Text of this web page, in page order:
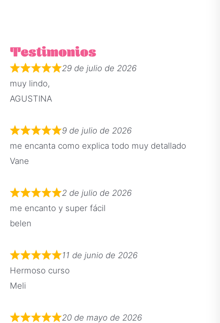
Testimonios
29 de julio de 2026
muy lindo,
AGUSTINA
9 de julio de 2026
me encanta como explica todo muy detallado
Vane
2 de julio de 2026
me encanto y super fácil
belen
11 de junio de 2026
Hermoso curso
Meli
20 de mayo de 2026